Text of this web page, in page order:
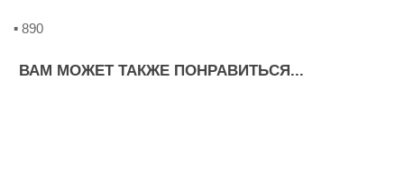
▪ 890
ВАМ МОЖЕТ ТАКЖЕ ПОНРАВИТЬСЯ...